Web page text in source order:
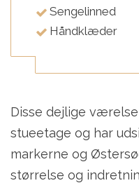
Sengelinned
Håndklæder
Disse dejlige
stueetage og har
markerne og
størrelse og